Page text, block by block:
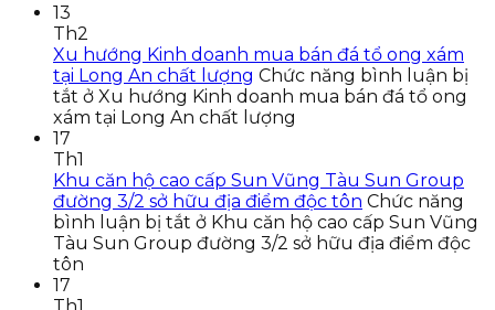
13
Th2
Xu hướng Kinh doanh mua bán đá tổ ong xám
tại Long An chất lượng Chức năng bình luận bị
tắt ở Xu hướng Kinh doanh mua bán đá tổ ong
xám tại Long An chất lượng
17
Th1
Khu căn hộ cao cấp Sun Vũng Tàu Sun Group
đường 3/2 sở hữu địa điểm độc tôn Chức năng
bình luận bị tắt ở Khu căn hộ cao cấp Sun Vũng
Tàu Sun Group đường 3/2 sở hữu địa điểm độc
tôn
17